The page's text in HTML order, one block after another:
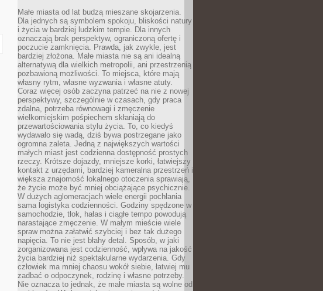
Małe miasta od lat budzą mieszane skojarzenia.
Dla jednych są symbolem spokoju, bliskości natury
i życia w bardziej ludzkim tempie. Dla innych
oznaczają brak perspektyw, ograniczoną ofertę i
poczucie zamknięcia. Prawda, jak zwykle, jest
bardziej złożona. Małe miasta nie są ani idealną
alternatywą dla wielkich metropolii, ani przestrzenią
pozbawioną możliwości. To miejsca, które mają
własny rytm, własne wyzwania i własne atuty.
Coraz więcej osób zaczyna patrzeć na nie z nowej
perspektywy, szczególnie w czasach, gdy praca
zdalna, potrzeba równowagi i zmęczenie
wielkomiejskim pośpiechem skłaniają do
przewartościowania stylu życia. To, co kiedyś
wydawało się wadą, dziś bywa postrzegane jako
ogromna zaleta. Jedną z największych wartości
małych miast jest codzienna dostępność prostych
rzeczy. Krótsze dojazdy, mniejsze korki, łatwiejszy
kontakt z urzędami, bardziej kameralna przestrzeń i
większa znajomość lokalnego otoczenia sprawiają,
że życie może być mniej obciążające psychicznie.
W dużych aglomeracjach wiele energii pochłania
sama logistyka codzienności. Godziny spędzone w
samochodzie, tłok, hałas i ciągłe tempo powodują
narastające zmęczenie. W małym mieście wiele
spraw można załatwić szybciej i bez tak dużego
napięcia. To nie jest błahy detal. Sposób, w jaki
zorganizowana jest codzienność, wpływa na jakość
życia bardziej niż spektakularne wydarzenia. Gdy
człowiek ma mniej chaosu wokół siebie, łatwiej mu
zadbać o odpoczynek, rodzinę i własne potrzeby.
Nie oznacza to jednak, że małe miasta są wolne od